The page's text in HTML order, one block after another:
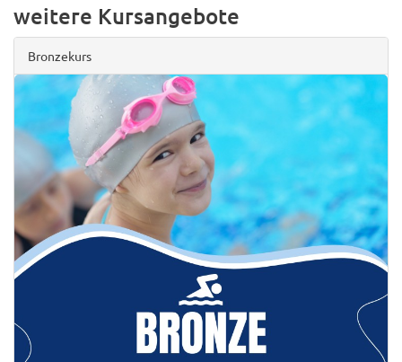
weitere Kursangebote
Bronzekurs